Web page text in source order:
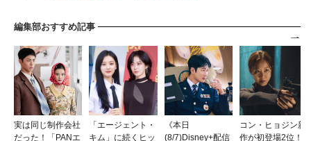
編集部おすすめ記事
実は同じ制作会社
だった！「PANエ
「エージェント・
キム」に続くヒッ
《本日
(8/7)Disney+配信
コン・ヒョジン新
作が初登場2位！7